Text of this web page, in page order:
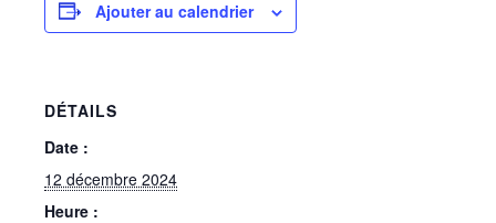
Ajouter au calendrier
DÉTAILS
Date :
12 décembre 2024
Heure :